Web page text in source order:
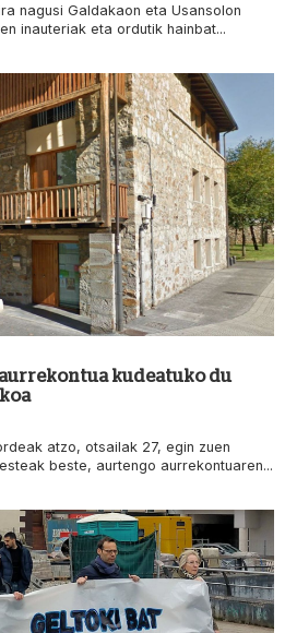
nagusi Galdakaon eta Usansolon
inauteriak eta ordutik hainbat...
kudeatuko du
atzo, otsailak 27, egin zuen
beste, aurtengo aurrekontuaren...